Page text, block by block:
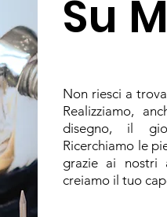
Non riesci a
Realizziamo,
disegno, il
Ricerchiamo le
grazie ai nostri
creiamo il tuo
Su